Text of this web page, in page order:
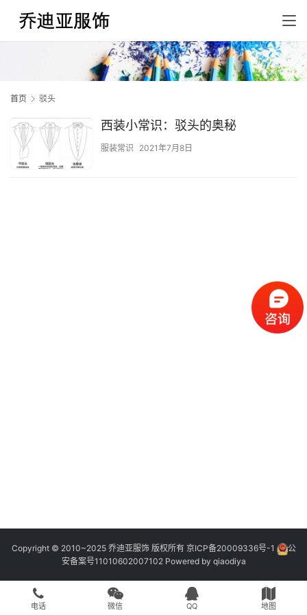
首页 驳头
西装小常识：驳头的奥秘
服装常识 2021年7月8日
Copyright © 2010~2025 乔迪亚服饰 版权所有 京ICP备20009336号-1
公
安备案号11010602007102Powered by qiaodiya
电话 微信 QQ 地图